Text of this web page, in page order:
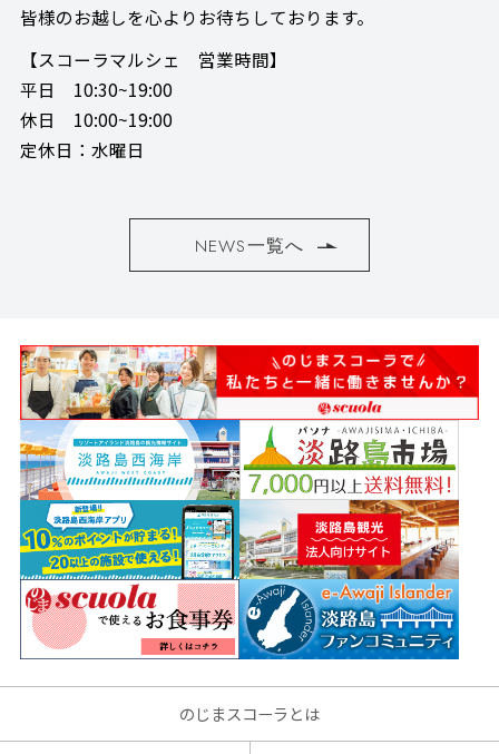
皆様のお越しを心よりお待ちしております。
【スコーラマルシェ 営業時間】
平日 10:30~19:00
休日 10:00~19:00
定休日：水曜日
NEWS一覧へ
のじまスコーラとは